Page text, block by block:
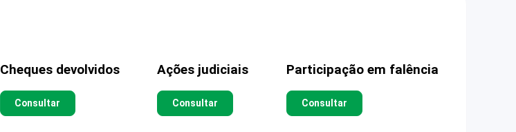
Cheques devolvidos
Consultar
Ações judiciais
Consultar
Participação em falência
Consultar